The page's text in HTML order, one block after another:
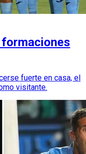
formaciones
fuerte en casa, el
visitante.